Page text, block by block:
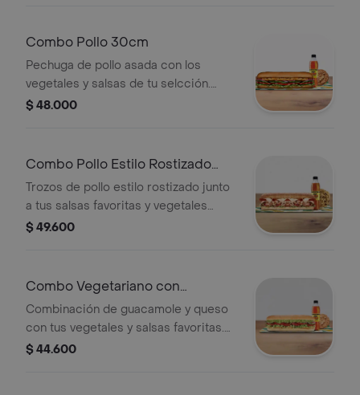
Combo Pollo 30cm
Pechuga de pollo asada con los
vegetales y salsas de tu selcción.
Llévalo combo con bebida más
$ 48.000
Combo Pollo Estilo Rostizado
30cm
Trozos de pollo estilo rostizado junto
a tus salsas favoritas y vegetales
frescos. Llévalo combo con bebida
$ 49.600
Combo Vegetariano con
Guacamole 30cm
Combinación de guacamole y queso
con tus vegetales y salsas favoritas.
Llévalo combo con bebida más
$ 44.600